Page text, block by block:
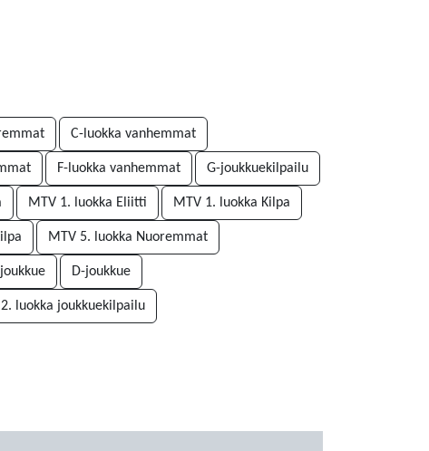
C-luokka vanhemmat
F-luokka vanhemmat G-joukkuekilpailu
MTV 1. luokka Eliitti MTV 1. luokka Kilpa
MTV 5. luokka Nuoremmat
D-joukkue
2. luokka joukkuekilpailu